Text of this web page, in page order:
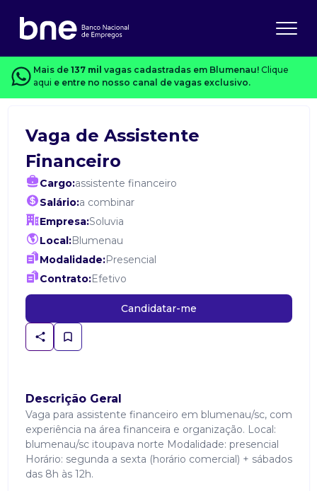
Mais de 137 mil vagas cadastradas em Blumenau! Clique
aqui e entre no nosso canal de vagas exclusivo.
Vaga de Assistente
Financeiro
Cargo:assistente financeiro
Salário:a combinar
Empresa:Soluvia
Local:Blumenau
Modalidade:Presencial
Contrato:Efetivo
Candidatar-me
Descrição Geral
Vaga para assistente financeiro em blumenau/sc, com
experiência na área financeira e organização. Local:
blumenau/sc itoupava norte Modalidade: presencial
Horário: segunda a sexta (horário comercial) + sábados
das 8h às 12h.